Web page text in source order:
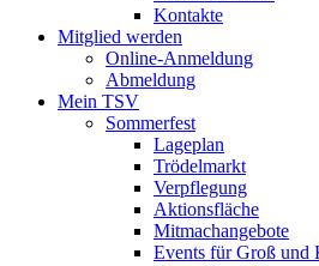
Kontakte
Mitglied werden
Online-Anmeldung
Abmeldung
Mein TSV
Sommerfest
Lageplan
Trödelmarkt
Verpflegung
Aktionsfläche
Mitmachangebote
Events für Groß und